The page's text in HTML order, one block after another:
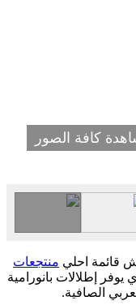
كافة الصور
قائمة احلي منتجعات
يوفر إطلالات بانورامية
الصافية.